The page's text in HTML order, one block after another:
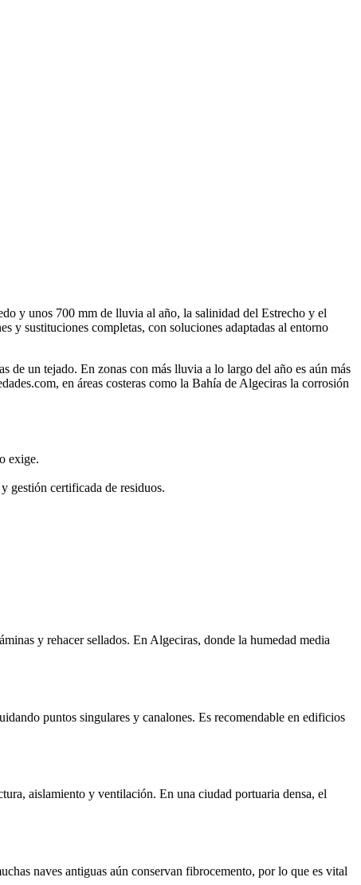
y unos 700 mm de lluvia al año, la salinidad del Estrecho y el
y sustituciones completas, con soluciones adaptadas al entorno
de un tejado. En zonas con más lluvia a lo largo del año es aún más
en áreas costeras como la Bahía de Algeciras la corrosión
exige.
gestión certificada de residuos.
y rehacer sellados. En Algeciras, donde la humedad media
puntos singulares y canalones. Es recomendable en edificios
aislamiento y ventilación. En una ciudad portuaria densa, el
naves antiguas aún conservan fibrocemento, por lo que es vital